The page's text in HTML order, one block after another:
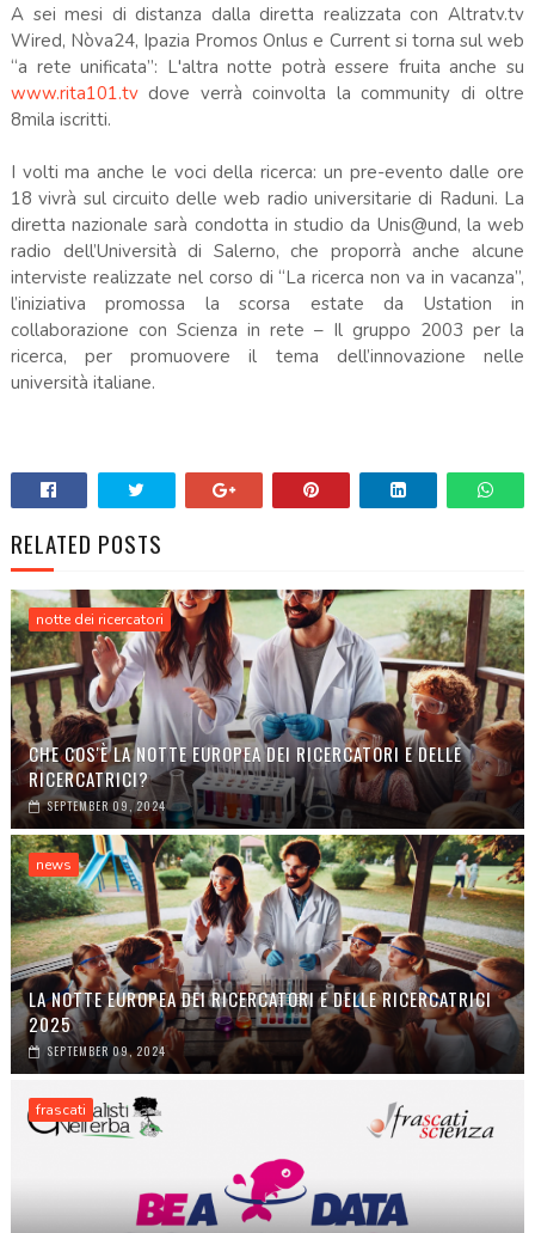
A sei mesi di distanza dalla diretta realizzata con Altratv.tv
Wired, Nòva24, Ipazia Promos Onlus e Current si torna sul web
“a rete unificata”: L'altra notte potrà essere fruita anche su
www.rita101.tvdove verrà coinvolta la community di oltre
8mila iscritti.
I volti ma anche le voci della ricerca: un pre-evento dalle ore
18 vivrà sul circuito delle web radio universitarie di Raduni. La
diretta nazionale sarà condotta in studio da Unis@und, la web
radio dell’Università di Salerno, che proporrà anche alcune
interviste realizzate nel corso di “La ricerca non va in vacanza”,
l’iniziativa promossa la scorsa estate da Ustation in
collaborazione con Scienza in rete – Il gruppo 2003 per la
ricerca, per promuovere il tema dell’innovazione nelle
università italiane.
RELATED POSTS
notte dei ricercatori
CHE COS'È LA NOTTE EUROPEA DEI RICERCATORI E DELLE
RICERCATRICI?
SEPTEMBER 09, 2024
news
LA NOTTE EUROPEA DEI RICERCATORI E DELLE RICERCATRICI
2025
SEPTEMBER 09, 2024
frascati